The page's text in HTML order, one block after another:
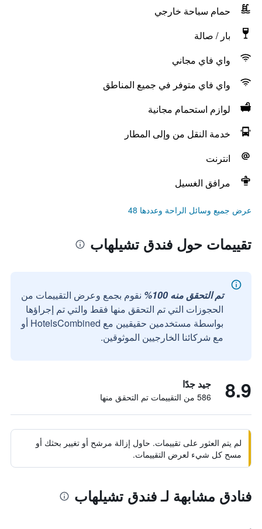
حمام سباحة خارجي
بار / صالة
واي فاي مجاني
واي فاي متوفر في جميع المناطق
لوازم استحمام مجانية
خدمة النقل من وإلى المطار
انترنت
مرافق الغسيل
عرض جميع وسائل الراحة وعددها 48
تقييمات حول فندق تشيلهاب
تم التحقق منه 100%
نقوم بجمع وعرض التقييمات من
الحجوزات التي تم التحقق منها فقط والتي تم إجراؤها
بواسطة مستخدمين حقيقيين مع HotelsCombined أو
مع شركائنا الخارجيين الموثوقين.
8.9 جيد جدًا
586 من التقييمات تم التحقق منها
لم يتم العثور على تقييمات. حاول إزالة مرشح أو تغيير بحثك أو
مسح كل شيء لعرض التقييمات.
فنادق مشابهة لـ فندق تشيلهاب